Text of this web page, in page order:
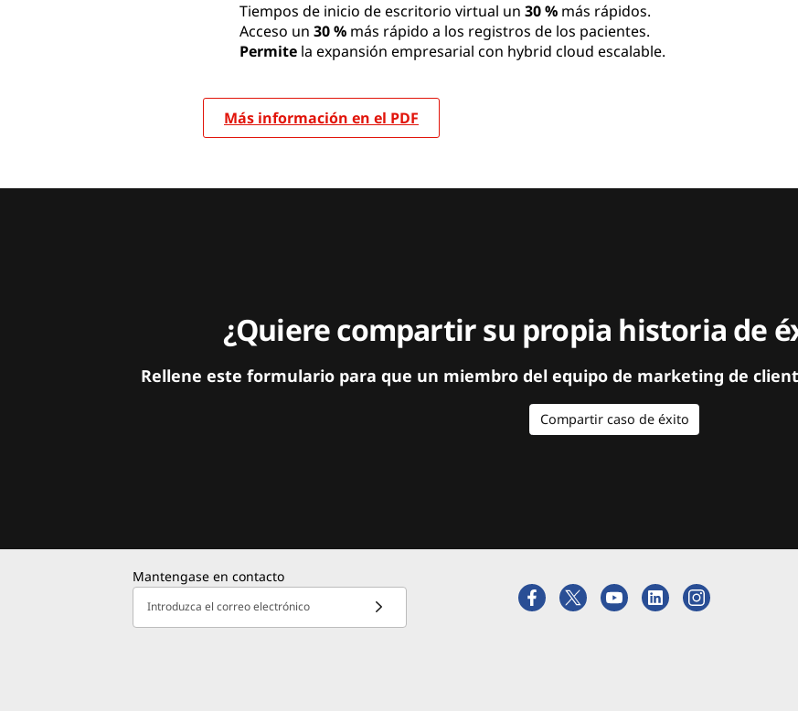
Tiempos de inicio de escritorio virtual un 30 % más rápidos.
Acceso un 30 % más rápido a los registros de los pacientes.
Permite la expansión empresarial con hybrid cloud escalable.
Más información en el PDF
¿Quiere compartir su propia historia de
Rellene este formulario para que un miembro del equipo de marketing de
Compartir caso de éxito
Mantengase en contacto
Introduzca el correo electrónico